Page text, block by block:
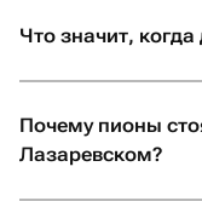
Букет с пионами
свадьбу или
великолепные
для дорогого
Что значит,
Почему пионы
Лазаревском?